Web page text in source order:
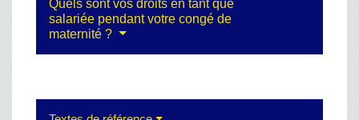
Quels sont vos droits en tant que
salariée pendant votre congé de
maternité ?